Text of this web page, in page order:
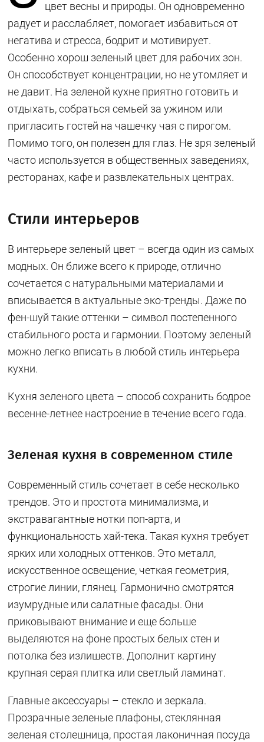
цвет весны и природы. Он одновременно
радует и расслабляет, помогает избавиться от
негатива и стресса, бодрит и мотивирует.
Особенно хорош зеленый цвет для рабочих зон.
Он способствует концентрации, но не утомляет и
не давит. На зеленой кухне приятно готовить и
отдыхать, собраться семьей за ужином или
пригласить гостей на чашечку чая с пирогом.
Помимо того, он полезен для глаз. Не зря зеленый
часто используется в общественных заведениях,
ресторанах, кафе и развлекательных центрах.
Стили интерьеров
В интерьере зеленый цвет – всегда один из самых
модных. Он ближе всего к природе, отлично
сочетается с натуральными материалами и
вписывается в актуальные эко-тренды. Даже по
фен-шуй такие оттенки – символ постепенного
стабильного роста и гармонии. Поэтому зеленый
можно легко вписать в любой стиль интерьера
кухни.
Кухня зеленого цвета – способ сохранить бодрое
весенне-летнее настроение в течение всего года.
Зеленая кухня в современном стиле
Современный стиль сочетает в себе несколько
трендов. Это и простота минимализма, и
экстравагантные нотки поп-арта, и
функциональность хай-тека. Такая кухня требует
ярких или холодных оттенков. Это металл,
искусственное освещение, четкая геометрия,
строгие линии, глянец. Гармонично смотрятся
изумрудные или салатные фасады. Они
приковывают внимание и еще больше
выделяются на фоне простых белых стен и
потолка без излишеств. Дополнит картину
крупная серая плитка или светлый ламинат.
Главные аксессуары – стекло и зеркала.
Прозрачные зеленые плафоны, стеклянная
зеленая столешница, простая лаконичная посуда